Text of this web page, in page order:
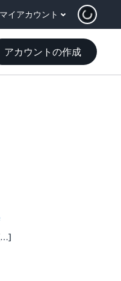
マイアカウント
アカウントの作成